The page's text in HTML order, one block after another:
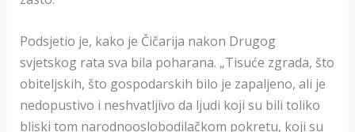
Podsjetio je, kako je Čičarija nakon Drugog
svjetskog rata sva bila poharana. „Tisuće zgrada, što
obiteljskih, što gospodarskih bilo je zapaljeno, ali je
nedopustivo i neshvatljivo da ljudi koji su bili toliko
bliski tom narodnooslobodilačkom pokretu, koji su